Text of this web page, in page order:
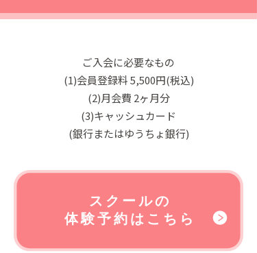
ご入会に必要なもの
(1)会員登録料 5,500円(税込)
(2)月会費 2ヶ月分
(3)キャッシュカード
(銀行またはゆうちょ銀行)